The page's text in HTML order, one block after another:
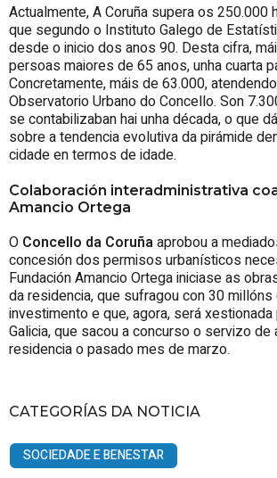
Actualmente, A Coruña supera os 250.000
que segundo o Instituto Galego de
desde o inicio dos anos 90. Desta cifra,
persoas maiores de 65 anos, unha cuarta
Concretamente, máis de 63.000,
Observatorio Urbano do Concello. Son
se contabilizaban hai unha década, o que
sobre a tendencia evolutiva da pirámide
cidade en termos de idade.
Colaboración interadministrativa
Amancio Ortega
O Concello da Coruñaaprobou a
concesión dos permisos urbanísticos
Fundación Amancio Ortega iniciase as
da residencia, que sufragou con 30
investimento e que, agora, será
Galicia, que sacou a concurso o servizo de
residencia o pasado mes de marzo.
CATEGORÍAS DA NOTICIA
SOCIEDADE E BENESTAR